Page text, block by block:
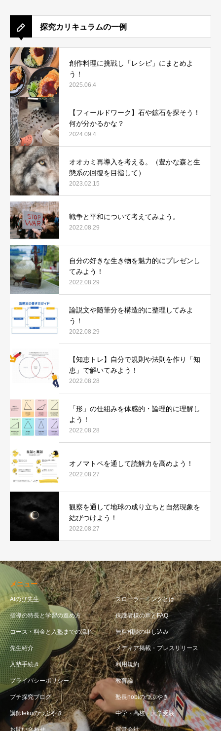
探究カリキュラムの一例
創作料理に挑戦し「レシピ」にまとめよ
う！
2025.06.4
【フィールドワーク】石や鉱石を探そう！
何が分かるかな？
2024.09.4
オオカミ再導入を考える。（豊かな森と生
態系の回復を目指して）
2023.02.15
戦争と平和について考えてみよう。
2022.08.29
自分の好きな生き物を魅力的にプレゼンし
てみよう！
2022.08.29
論説文や随筆分を構造的に整理してみよ
う！
2022.08.29
【知恵トレ】自分で規則や法則を作り「知
恵」で解いてみよう！
2022.08.28
「形」の仕組みを体感的・論理的に理解し
よう！
2022.08.28
オノマトペを通して読解力を高めよう！
2022.08.27
観察を通して地球の成り立ちと自然現象を
結びつけよう！
2022.08.27
メニュー
AIのび先生 スローラーニングとは
指導の特長と学習の進め方 保護者様の声とFAQ
コース・料金と入塾までの流れ 無料相談の申し込み
先生紹介 メディア掲載・プレスリリース
入塾手続き 利用規約
プライバシーポリシー 教育論
プチ探究ブログ 塾長nobiのつぶやき
講師tekuのつぶやき 中学・高校・大学受験